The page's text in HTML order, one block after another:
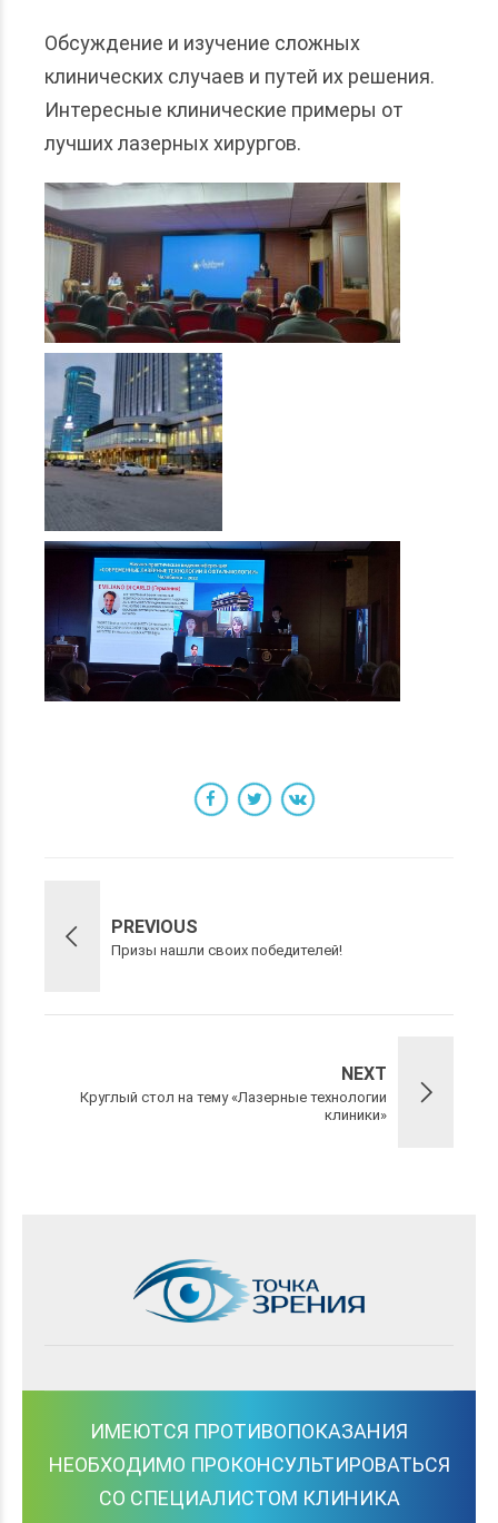
Обсуждение и изучение сложных
клинических случаев и путей их решения.
Интересные клинические примеры от
лучших лазерных хирургов.
PREVIOUS
Призы нашли своих победителей!
NEXT
Круглый стол на тему «Лазерные технологии
клиники»
ИМЕЮТСЯ ПРОТИВОПОКАЗАНИЯ
НЕОБХОДИМО ПРОКОНСУЛЬТИРОВАТЬСЯ
СО СПЕЦИАЛИСТОМ КЛИНИКА